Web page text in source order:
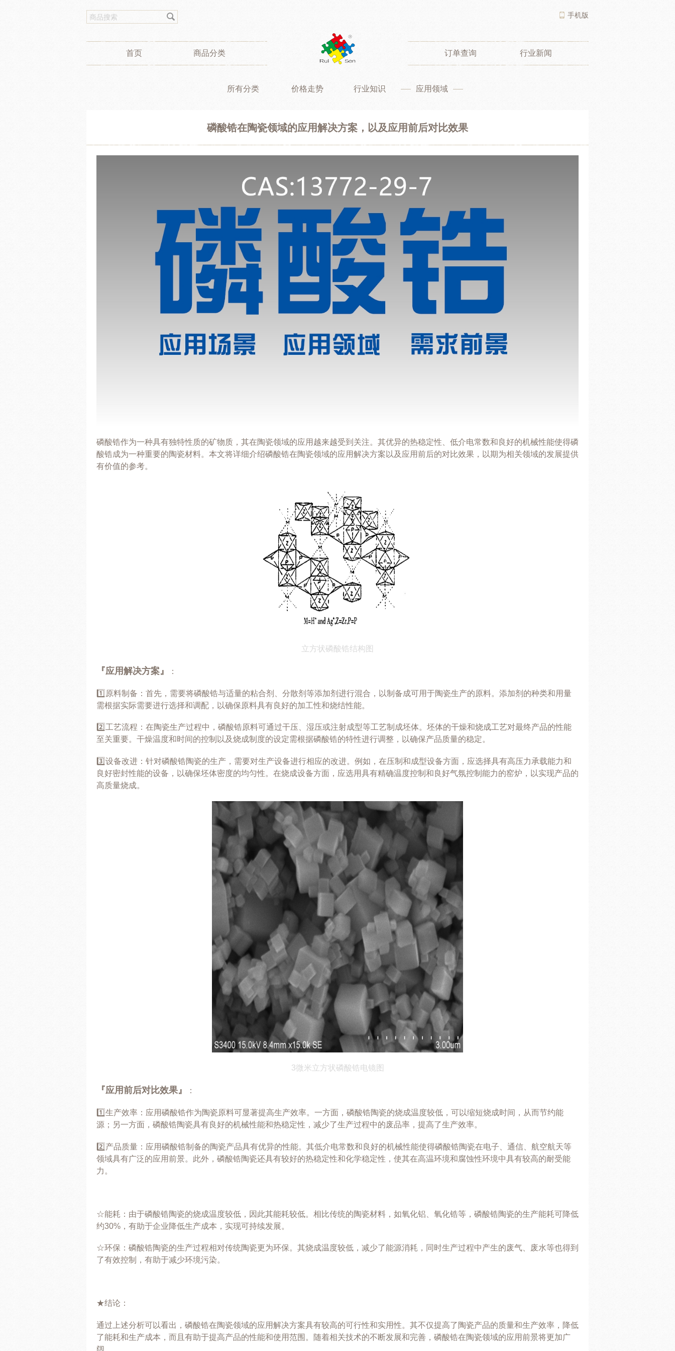
手机版
首页 商品分类 订单查询 行业新闻
所有分类 价格走势 行业知识 应用领域
磷酸锆在陶瓷领域的应用解决方案，以及应用前后对比效果
磷酸锆作为一种具有独特性质的矿物质，其在陶瓷领域的应用越来越受到关注。其优异的热稳定性、低介电常数和良好的机械性能使得磷
酸锆成为一种重要的陶瓷材料。本文将详细介绍磷酸锆在陶瓷领域的应用解决方案以及应用前后的对比效果，以期为相关领域的发展提供
有价值的参考。
立方状磷酸锆结构图
『应用解决方案』 ：
1️⃣原料制备：首先，需要将磷酸锆与适量的粘合剂、分散剂等添加剂进行混合，以制备成可用于陶瓷生产的原料。添加剂的种类和用量
需根据实际需要进行选择和调配，以确保原料具有良好的加工性和烧结性能。
2️⃣工艺流程：在陶瓷生产过程中，磷酸锆原料可通过干压、湿压或注射成型等工艺制成坯体。坯体的干燥和烧成工艺对最终产品的性能
至关重要。干燥温度和时间的控制以及烧成制度的设定需根据磷酸锆的特性进行调整，以确保产品质量的稳定。
3️⃣设备改进：针对磷酸锆陶瓷的生产，需要对生产设备进行相应的改进。例如，在压制和成型设备方面，应选择具有高压力承载能力和
良好密封性能的设备，以确保坯体密度的均匀性。在烧成设备方面，应选用具有精确温度控制和良好气氛控制能力的窑炉，以实现产品的
高质量烧成。
3微米立方状磷酸锆电镜图
『应用前后对比效果』 ：
1️⃣生产效率：应用磷酸锆作为陶瓷原料可显著提高生产效率。一方面，磷酸锆陶瓷的烧成温度较低，可以缩短烧成时间，从而节约能
源；另一方面，磷酸锆陶瓷具有良好的机械性能和热稳定性，减少了生产过程中的废品率，提高了生产效率。
2️⃣产品质量：应用磷酸锆制备的陶瓷产品具有优异的性能。其低介电常数和良好的机械性能使得磷酸锆陶瓷在电子、通信、航空航天等
领域具有广泛的应用前景。此外，磷酸锆陶瓷还具有较好的热稳定性和化学稳定性，使其在高温环境和腐蚀性环境中具有较高的耐受能
力。
☆能耗：由于磷酸锆陶瓷的烧成温度较低，因此其能耗较低。相比传统的陶瓷材料，如氧化铝、氧化锆等，磷酸锆陶瓷的生产能耗可降低
约30%，有助于企业降低生产成本，实现可持续发展。
☆环保：磷酸锆陶瓷的生产过程相对传统陶瓷更为环保。其烧成温度较低，减少了能源消耗，同时生产过程中产生的废气、废水等也得到
了有效控制，有助于减少环境污染。
★结论：
通过上述分析可以看出，磷酸锆在陶瓷领域的应用解决方案具有较高的可行性和实用性。其不仅提高了陶瓷产品的质量和生产效率，降低
了能耗和生产成本，而且有助于提高产品的性能和使用范围。随着相关技术的不断发展和完善，磷酸锆在陶瓷领域的应用前景将更加广
阔。